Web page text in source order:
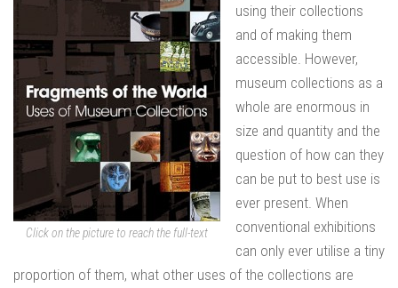
Click on the picture to reach the full-text
using their collections
and of making them
accessible. However,
museum collections as a
whole are enormous in
size and quantity and the
question of how can they
can be put to best use is
ever present. When
conventional exhibitions
can only ever utilise a tiny
proportion of them, what other uses of the collections are